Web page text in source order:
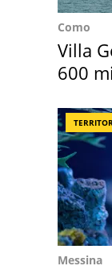
Como
Villa
600
Messina